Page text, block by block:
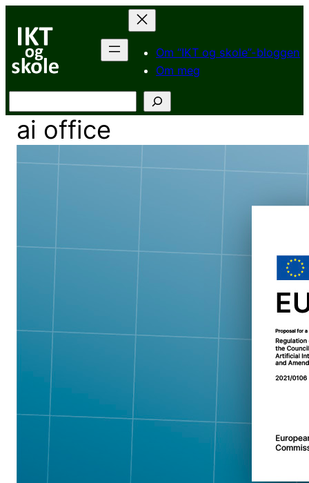
innhold
Om “IKT og skole”-bloggen
Om meg
ai office